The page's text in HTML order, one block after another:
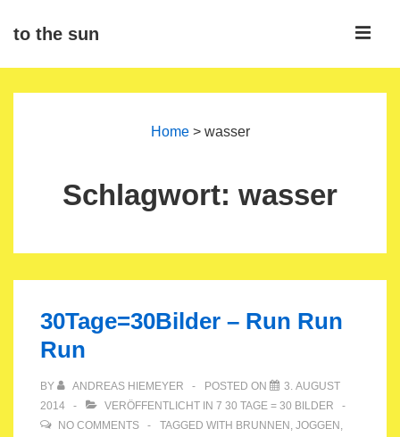
Zumto the sun
Home> wasser
Schlagwort: wasser
30Tage=30Bilder – Run Run
Run
BY ANDREAS HIEMEYER POSTED ON
3. AUGUST
2014
VERÖFFENTLICHT IN 7 30 TAGE = 30 BILDER
NO COMMENTS
TAGGED WITH BRUNNEN , JOGGEN ,